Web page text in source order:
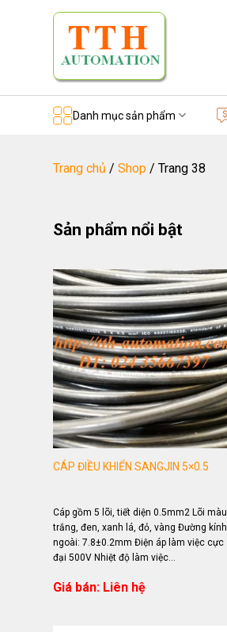
Danh mục sản phẩm
Trang chủ / Shop / Trang 38
Sản phẩm nổi bật
CÁP ĐIỀU KHIỂN SANGJIN 5×0.5
Cáp gồm 5 lõi, tiết diện 0.5mm2 Lõi màu
trắng, đen, xanh lá, đỏ, vàng Đường kính
ngoài: 7.8±0.2mm Điện áp làm việc cực
đại 500V Nhiệt độ làm việc...
Giá bán: Liên hệ